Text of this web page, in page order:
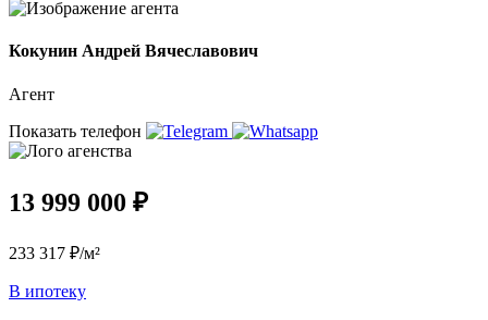
Кокунин Андрей Вячеславович
Агент
Показать телефон
13 999 000 ₽
233 317 ₽/м²
В ипотеку